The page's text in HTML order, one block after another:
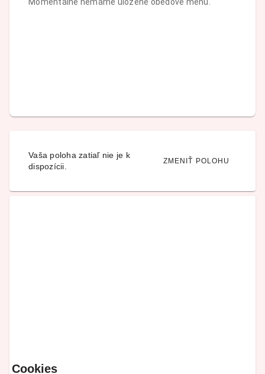
Vaša poloha zatiaľ nie je k
dispozícii.
ZMENIŤ POLOHU
Cookies